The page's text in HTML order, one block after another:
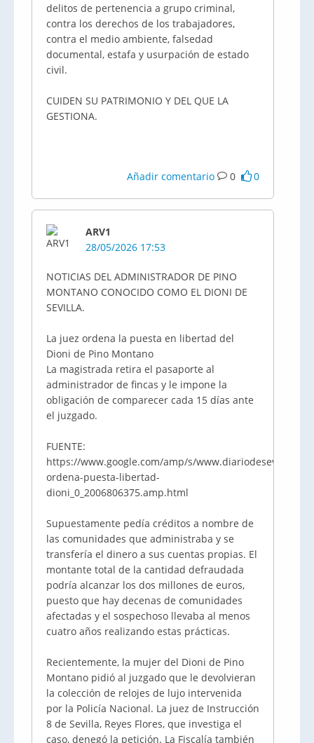
delitos de pertenencia a grupo criminal,
contra los derechos de los trabajadores,
contra el medio ambiente, falsedad
documental, estafa y usurpación de estado
civil.
CUIDEN SU PATRIMONIO Y DEL QUE LA
GESTIONA.
Añadir comentario 0 0
ARV1
28/05/2026 17:53
NOTICIAS DEL ADMINISTRADOR DE PINO
MONTANO CONOCIDO COMO EL DIONI DE
SEVILLA.
La juez ordena la puesta en libertad del
Dioni de Pino Montano
La magistrada retira el pasaporte al
administrador de fincas y le impone la
obligación de comparecer cada 15 días ante
el juzgado.
FUENTE:
https://www.google.com/amp/s/www.diariodesevilla.es/
ordena-puesta-libertad-
dioni_0_2006806375.amp.html
Supuestamente pedía créditos a nombre de
las comunidades que administraba y se
transfería el dinero a sus cuentas propias. El
montante total de la cantidad defraudada
podría alcanzar los dos millones de euros,
puesto que hay decenas de comunidades
afectadas y el sospechoso llevaba al menos
cuatro años realizando estas prácticas.
Recientemente, la mujer del Dioni de Pino
Montano pidió al juzgado que le devolvieran
la colección de relojes de lujo intervenida
por la Policía Nacional. La juez de Instrucción
8 de Sevilla, Reyes Flores, que investiga el
caso, denegó la petición. La Fiscalía también